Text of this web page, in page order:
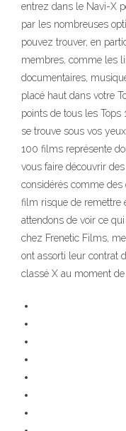
entrez dans le Navi-X
par les nombreuses
pouvez trouver, en
membres, comme les
documentaires,
placé haut dans votre
points de tous les Tops
se trouve sous vos
100 films représente
vous faire découvrir
considérés comme des
film risque de remettre
attendons de voir ce
chez Frenetic Films,
ont assorti leur contrat
classé X au moment de